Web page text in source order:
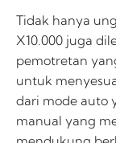
Tidak hanya
X10.000 juga
pemotretan
untuk
dari mode auto
manual yang